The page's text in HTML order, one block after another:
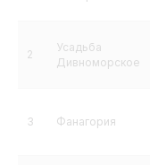
2
Усадьба
Дивноморское
3 Фанагория